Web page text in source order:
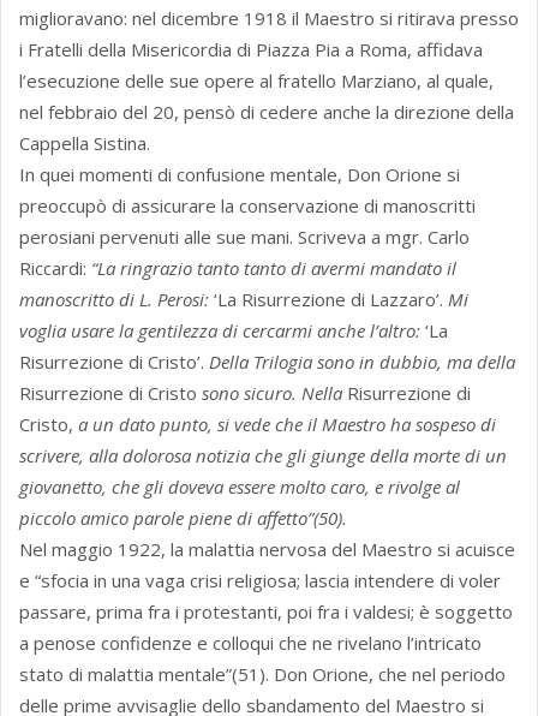
miglioravano: nel dicembre 1918 il Maestro si ritirava presso
i Fratelli della Misericordia di Piazza Pia a Roma, affidava
l’esecuzione delle sue opere al fratello Marziano, al quale,
nel febbraio del 20, pensò di cedere anche la direzione della
Cappella Sistina.
In quei momenti di confusione mentale, Don Orione si
preoccupò di assicurare la conservazione di manoscritti
perosiani pervenuti alle sue mani. Scriveva a mgr. Carlo
Riccardi: “La ringrazio tanto tanto di avermi mandato il
manoscritto di L. Perosi: ‘La Risurrezione di Lazzaro’. Mi
voglia usare la gentilezza di cercarmi anche l’altro: ‘La
Risurrezione di Cristo’. Della Trilogia sono in dubbio, ma della
Risurrezione di Cristo sono sicuro. Nella Risurrezione di
Cristo, a un dato punto, si vede che il Maestro ha sospeso di
scrivere, alla dolorosa notizia che gli giunge della morte di un
giovanetto, che gli doveva essere molto caro, e rivolge al
piccolo amico parole piene di affetto”(50).
Nel maggio 1922, la malattia nervosa del Maestro si acuisce
e “sfocia in una vaga crisi religiosa; lascia intendere di voler
passare, prima fra i protestanti, poi fra i valdesi; è soggetto
a penose confidenze e colloqui che ne rivelano l’intricato
stato di malattia mentale”(51). Don Orione, che nel periodo
delle prime avvisaglie dello sbandamento del Maestro si